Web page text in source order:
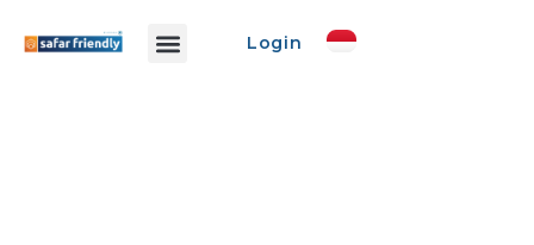
Login